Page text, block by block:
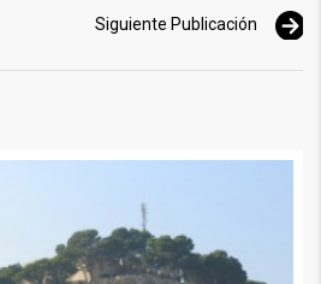
Siguiente Publicación